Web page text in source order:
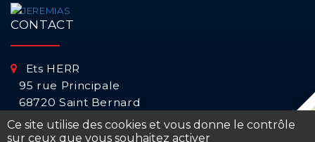
CONTACT
Ets HERR
95 rue Principale
68720 Saint Bernard
03 89 25 52 56 | 06 80 63 58 13
Ce site utilise des cookies et vous donne le contrôle
sur ceux que vous souhaitez activer